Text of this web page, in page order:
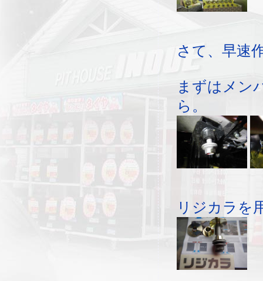
さて、早速
まずはメン
ら。
リジカラを